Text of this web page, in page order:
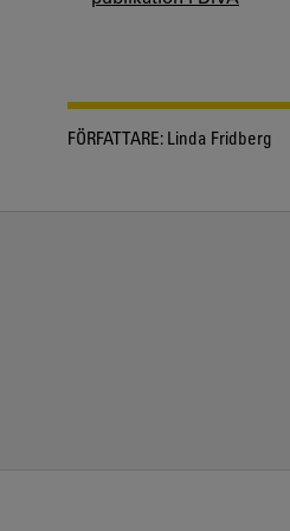
FÖRFATTARE: Linda Fridberg